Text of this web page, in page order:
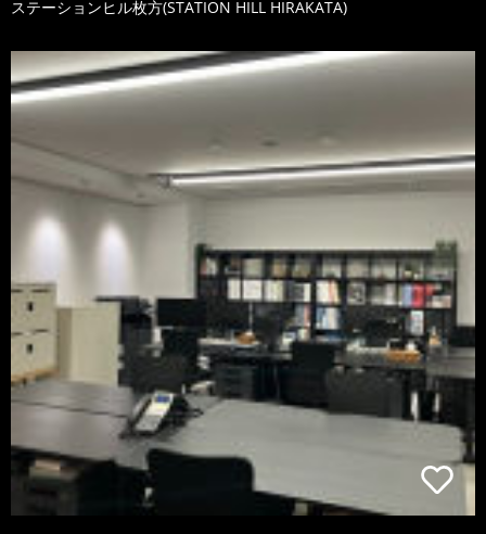
ステーションヒル枚方(STATION HILL HIRAKATA)